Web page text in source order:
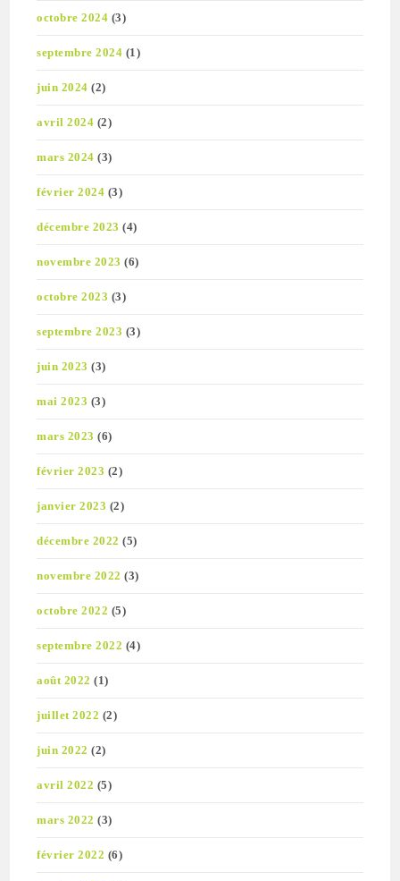
octobre 2024 (3)
septembre 2024 (1)
juin 2024 (2)
avril 2024 (2)
mars 2024 (3)
février 2024 (3)
décembre 2023 (4)
novembre 2023 (6)
octobre 2023 (3)
septembre 2023 (3)
juin 2023 (3)
mai 2023 (3)
mars 2023 (6)
février 2023 (2)
janvier 2023 (2)
décembre 2022 (5)
novembre 2022 (3)
octobre 2022 (5)
septembre 2022 (4)
août 2022 (1)
juillet 2022 (2)
juin 2022 (2)
avril 2022 (5)
mars 2022 (3)
février 2022 (6)